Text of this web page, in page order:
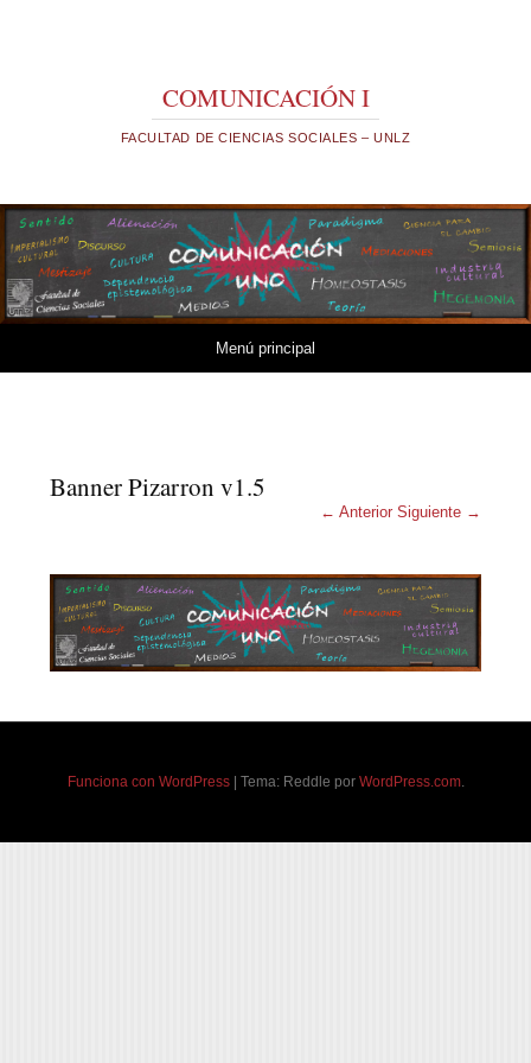
COMUNICACIÓN I
FACULTAD DE CIENCIAS SOCIALES – UNLZ
Menú principal
Banner Pizarron v1.5
← Anterior Siguiente →
Funciona con WordPress | Tema: Reddle por WordPress.com.